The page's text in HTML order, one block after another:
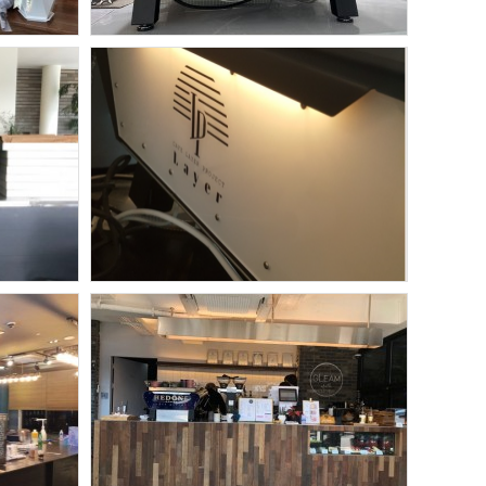
헤도네
보령 헤도네 포화 설치
보령 헤도네 포화 설치완료
헤도네
대치동 카페 레이어 프로젝트 -
헤도네 월리 포화